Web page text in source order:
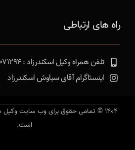
راه های ارتباطی
تلفن همراه وکیل اسکندرزاد : 0912071294
اینستاگرام آقای سیاوش اسکندرزاد
1404 © تمامی حقوق برای وب سایت
است.